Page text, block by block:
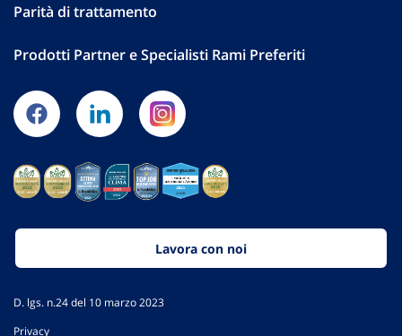
Parità di trattamento
Prodotti Partner e Specialisti Rami Preferiti
Lavora con noi
D. lgs. n.24 del 10 marzo 2023
Privacy